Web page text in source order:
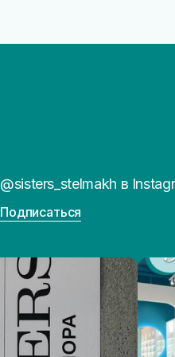
@sisters_stelmakh в
Подписаться